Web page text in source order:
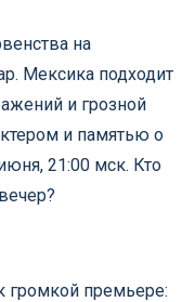
на
Мексика подходит
и грозной
и памятью о
21:00 мск. Кто
громкой премьере: